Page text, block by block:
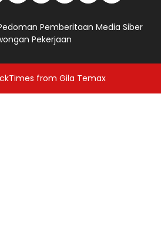
Pemberitaan Media Siber
Pekerjaan
from Gila Temax